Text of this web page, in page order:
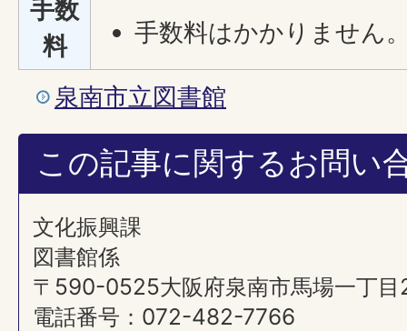
手数
料
手数料はかかりません
泉南市立図書館
この記事に関するお問い
文化振興課
図書館係
〒590-0525大阪府泉南市馬場一丁目
電話番号：072-482-7766